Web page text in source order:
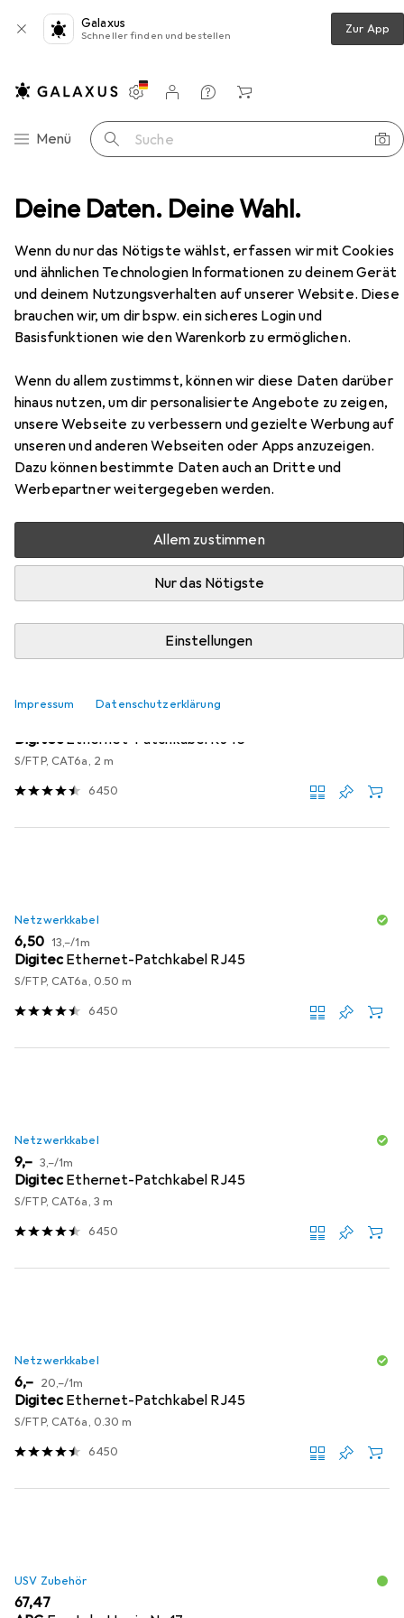
Deine Daten. Deine Wahl.
Wenn du nur das Nötigste wählst, erfassen wir mit Cookies
und ähnlichen Technologien Informationen zu deinem Gerät
und deinem Nutzungsverhalten auf unserer Website. Diese
brauchen wir, um dir bspw. ein sicheres Login und
Basisfunktionen wie den Warenkorb zu ermöglichen.
Wenn du allem zustimmst, können wir diese Daten darüber
hinaus nutzen, um dir personalisierte Angebote zu zeigen,
unsere Webseite zu verbessern und gezielte Werbung auf
unseren und anderen Webseiten oder Apps anzuzeigen.
Dazu können bestimmte Daten auch an Dritte und
Werbepartner weitergegeben werden.
Allem zustimmen
Nur das Nötigste
Einstellungen
Impressum Datenschutzerklärung
Galaxus
Schneller finden und bestellen Zur App
Navigation nach Kategorien
Menü Suche
Einstellungen
Kundenkonto
Vergleichslisten
Merklisten
Warenkorb
Server + Zubehör USV APC BE850G2-GR
EUR
116,59
APCBE850G2-GR
850 VA, 520 W, Standby USV
Zubehör für APC BE850G2-GR
Hier findest du passendes Zubehör zum Produkt APC
BE850G2-GR aus den Kategorien Netzwerkkabel und
USV Zubehör.
Netzwerkkabel USV Zubehör
Netzwerkkabel
DigitecEthernet-Patchkabel RJ45
S/FTP, CAT6a, 2 m
6450
Netzwerkkabel
EUR
6,50 EUR
13,–/1m
DigitecEthernet-Patchkabel RJ45
S/FTP, CAT6a, 0.50 m
6450
Netzwerkkabel
EUR
9,– EUR
3,–/1m
DigitecEthernet-Patchkabel RJ45
S/FTP, CAT6a, 3 m
6450
Netzwerkkabel
EUR
6,– EUR
20,–/1m
DigitecEthernet-Patchkabel RJ45
S/FTP, CAT6a, 0.30 m
6450
USV Zubehör
EUR
67,47